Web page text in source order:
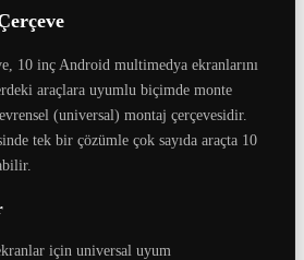
10 inç Android multimedya ekranlarını
araçlara uyumlu biçimde monte
(universal) montaj çerçevesidir.
tek bir çözümle çok sayıda araçta 10
için universal uyum